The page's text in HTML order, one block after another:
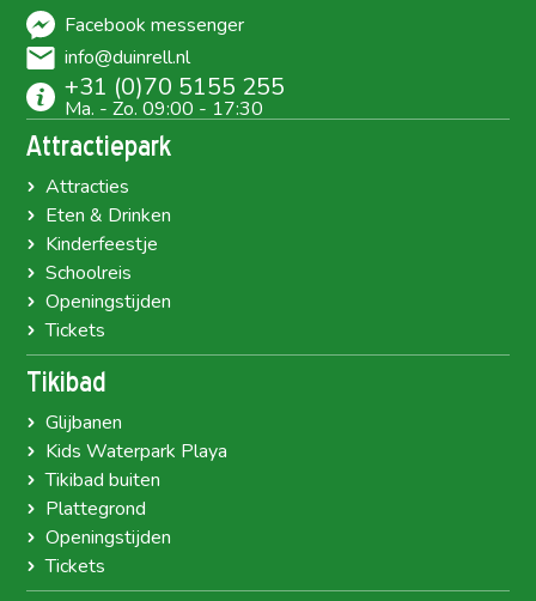
Facebook messenger
info@duinrell.nl
+31 (0)70 5155 255
Ma. - Zo. 09:00 - 17:30
Attractiepark
Attracties
Eten & Drinken
Kinderfeestje
Schoolreis
Openingstijden
Tickets
Tikibad
Glijbanen
Kids Waterpark Playa
Tikibad buiten
Plattegrond
Openingstijden
Tickets